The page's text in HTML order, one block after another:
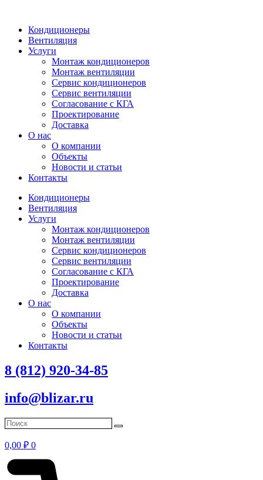
Кондиционеры
Вентиляция
Услуги
Монтаж кондиционеров
Монтаж вентиляции
Сервис кондиционеров
Сервис вентиляции
Согласование с КГА
Проектирование
Доставка
О нас
О компании
Объекты
Новости и статьи
Контакты
Кондиционеры
Вентиляция
Услуги
Монтаж кондиционеров
Монтаж вентиляции
Сервис кондиционеров
Сервис вентиляции
Согласование с КГА
Проектирование
Доставка
О нас
О компании
Объекты
Новости и статьи
Контакты
8 (812) 920-34-85
info@blizar.ru
0,00 ₽ 0